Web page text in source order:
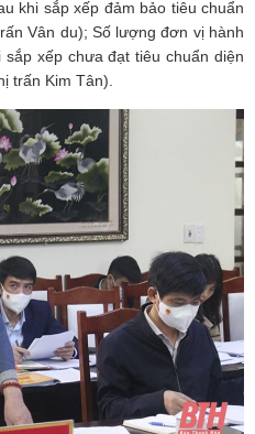
khi sắp xếp đảm bảo tiêu chuẩn
Vân du); Số lượng đơn vị hành
xếp chưa đạt tiêu chuẩn diện
trấn Kim Tân).